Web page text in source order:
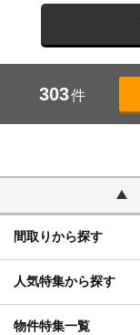
303件
間取りから探す
人気特集から探す
物件特集一覧